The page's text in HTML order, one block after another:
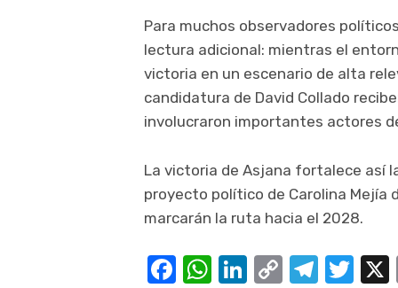
Para muchos observadores
lectura adicional: mientras el
victoria en un escenario de alta
candidatura de David Collado
involucraron importantes actores
La victoria de Asjana fortalece así
proyecto político de Carolina Mejía
marcarán la ruta hacia el 2028.
Facebook
WhatsApp
LinkedIn
Copy